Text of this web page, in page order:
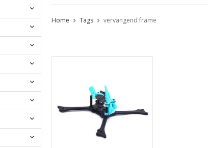
Home Tags vervangend frame